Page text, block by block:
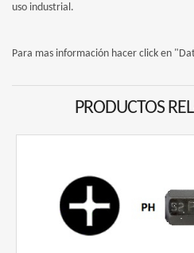
uso industrial.
Para mas información hacer click en
PRODUCTOS